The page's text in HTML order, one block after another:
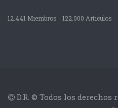
12.441 Miembros 122.000 Articulos
D.R. © Todos los